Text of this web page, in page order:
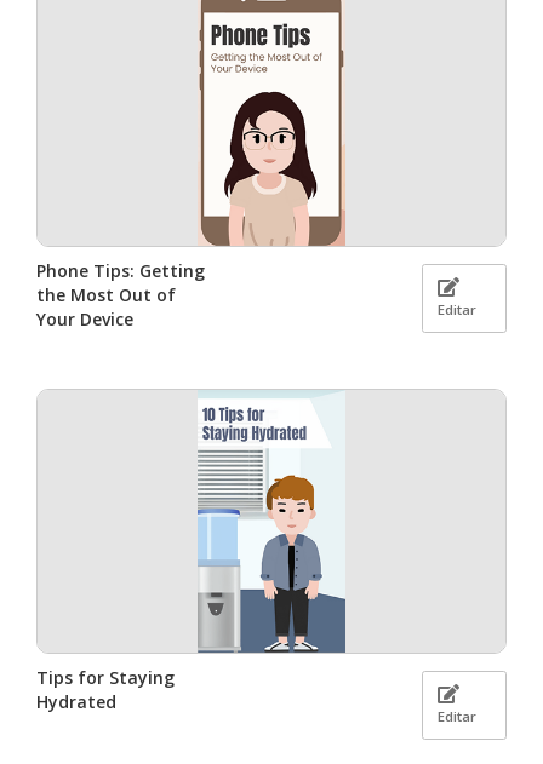
Phone Tips: Getting
the Most Out of
Your Device
Editar
Tips for Staying
Hydrated
Editar